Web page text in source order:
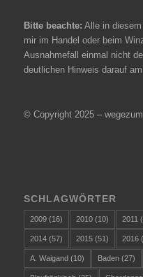
Bitte beachte: Alle in
mir im Handel oder beim
Ausnahmefall einmal nicht
deutlichen Hinweis darauf
© Copyright 2025 –
SCHLAGWÖRTER
2009(16) 2010(10) 2011
2014(57) 2015(51) 2016
A. Waigand (10) Baden(27)